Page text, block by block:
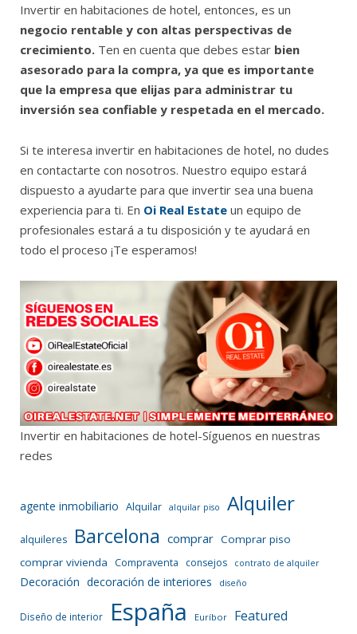
Invertir en habitaciones de hotel, entonces, es un
negocio rentable y con altas perspectivas de
crecimiento. Ten en cuenta que debes estar bien
asesorado para la compra, ya que es importante
que la empresa que elijas para administrar tu
inversión sea confiable y respetada en el mercado.
Si te interesa invertir en habitaciones de hotel, no dudes
en contactarte con nosotros. Nuestro equipo estará
dispuesto a ayudarte para que invertir sea una buena
experiencia para ti. En Oi Real Estate un equipo de
profesionales estará a tu disposición y te ayudará en
todo el proceso ¡Te esperamos!
Invertir en habitaciones de hotel-Síguenos en nuestras
redes
agente inmobiliario Alquilar alquilar piso Alquiler
alquileres Barcelona comprar Comprar piso
comprar vivienda
Compraventa consejos contrato de alquiler
Decoración decoración de interiores diseño
Diseño de interior España Euríbor Featured